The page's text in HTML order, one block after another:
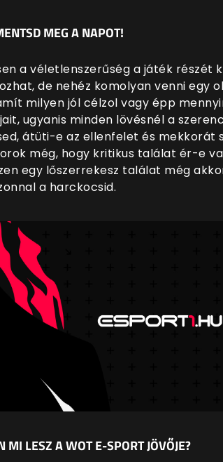
MEG A NAPOT!
a véletlenszerűség a játék részét
de nehéz komolyan venni egy
milyen jól célzol vagy épp
ugyanis minden lövésnél a
átüti-e az ellenfelet és mekkorát
még, hogy kritikus találat ér-e
egy lőszerrekesz találat még
a harckocsid.
MI LESZ A WOT E-SPORT JÖVŐJE?